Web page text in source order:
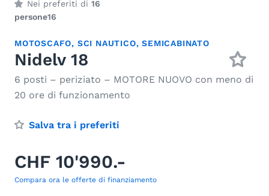
Nei preferiti di 16
persone16
MOTOSCAFO, SCI NAUTICO,SEMICABINATO
Nidelv 18
6 posti – periziato – MOTORE NUOVO con meno di
20 ore di funzionamento
Salva tra i preferiti
CHF 10'990.-
Compara ora le offerte di finanziamento